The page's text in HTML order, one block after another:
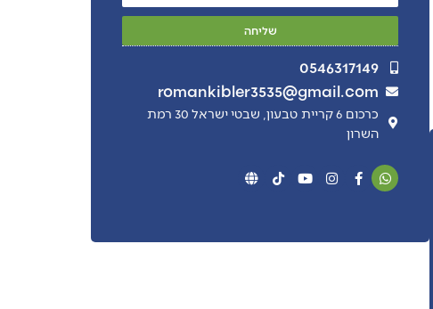
שליחה
0546317149
romankibler3535@gmail.com
כרכום 6 קריית טבעון, שבטי ישראל 30 רמת
השרון